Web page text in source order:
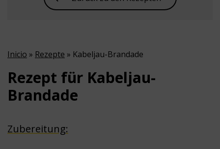
Inicio » Rezepte » Kabeljau-Brandade
Rezept für Kabeljau-
Brandade
Zubereitung: